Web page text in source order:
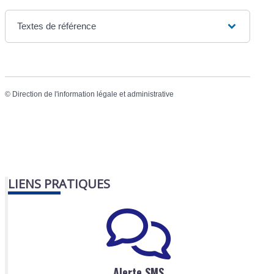
Textes de référence
© Direction de l'information légale et administrative
LIENS PRATIQUES